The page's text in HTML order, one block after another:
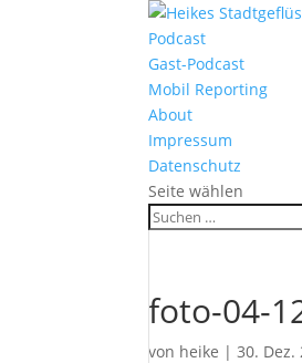
Podcast
Gast-Podcast
Mobil Reporting
About
Impressum
Datenschutz
Seite wählen
foto-04-
von heike |30. Dez.